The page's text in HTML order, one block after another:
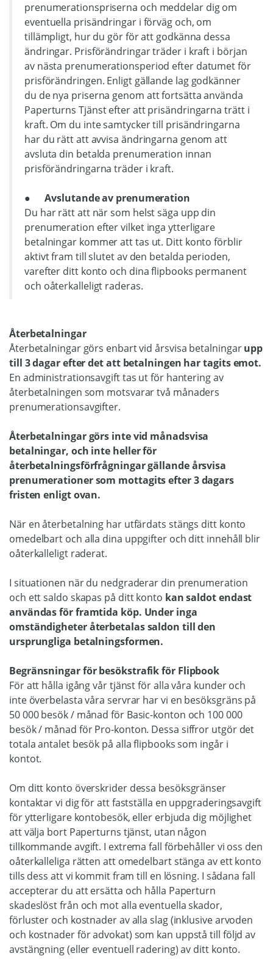
prenumerationspriserna och meddelar dig om
eventuella prisändringar i förväg och, om
tillämpligt, hur du gör för att godkänna dessa
ändringar. Prisförändringar träder i kraft i början
av nästa prenumerationsperiod efter datumet för
prisförändringen. Enligt gällande lag godkänner
du de nya priserna genom att fortsätta använda
Paperturns Tjänst efter att prisändringarna trätt i
kraft. Om du inte samtycker till prisändringarna
har du rätt att avvisa ändringarna genom att
avsluta din betalda prenumeration innan
prisförändringarna träder i kraft.
● Avslutande av prenumeration
Du har rätt att när som helst säga upp din
prenumeration efter vilket inga ytterligare
betalningar kommer att tas ut. Ditt konto förblir
aktivt fram till slutet av den betalda perioden,
varefter ditt konto och dina flipbooks permanent
och oåterkalleligt raderas.
Återbetalningar
Återbetalningar görs enbart vid årsvisa betalningarupp
till 3 dagar efter det att betalningen har tagits emot.
En administrationsavgift tas ut för hantering av
återbetalningen som motsvarar två månaders
prenumerationsavgifter.
Återbetalningar görs inte vid månadsvisa
betalningar, och inte heller för
återbetalningsförfrågningar gällande årsvisa
prenumerationer som mottagits efter 3 dagars
fristen enligt ovan.
När en återbetalning har utfärdats stängs ditt konto
omedelbart och alla dina uppgifter och ditt innehåll blir
oåterkalleligt raderat.
I situationen när du nedgraderar din prenumeration
och ett saldo skapas på ditt konto kan saldot endast
användas för framtida köp. Under inga
omständigheter återbetalas saldon till den
ursprungliga betalningsformen.
Begränsningar för besökstrafik för Flipbook
För att hålla igång vår tjänst för alla våra kunder och
inte överbelasta våra servrar har vi en besöksgräns på
50 000 besök / månad för Basic-konton och 100 000
besök / månad för Pro-konton. Dessa siffror utgör det
totala antalet besök på alla flipbooks som ingår i
kontot.
Om ditt konto överskrider dessa besöksgränser
kontaktar vi dig för att fastställa en uppgraderingsavgift
för ytterligare kontobesök, eller erbjuda dig möjlighet
att välja bort Paperturns tjänst, utan någon
tillkommande avgift. I extrema fall förbehåller vi oss den
oåterkalleliga rätten att omedelbart stänga av ett konto
tills dess att vi kommit fram till en lösning. I sådana fall
accepterar du att ersätta och hålla Paperturn
skadeslöst från och mot alla eventuella skador,
förluster och kostnader av alla slag (inklusive arvoden
och kostnader för advokat) som kan uppstå till följd av
avstängning (eller eventuell radering) av ditt konto.